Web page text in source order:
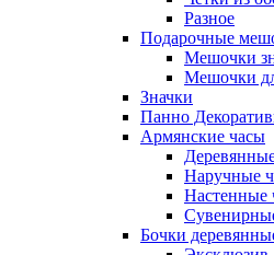
Разное
Подарочные
Мешочки
Мешочки
Значки
Панно
Армянские часы
Наручные
Настенные
Бочки